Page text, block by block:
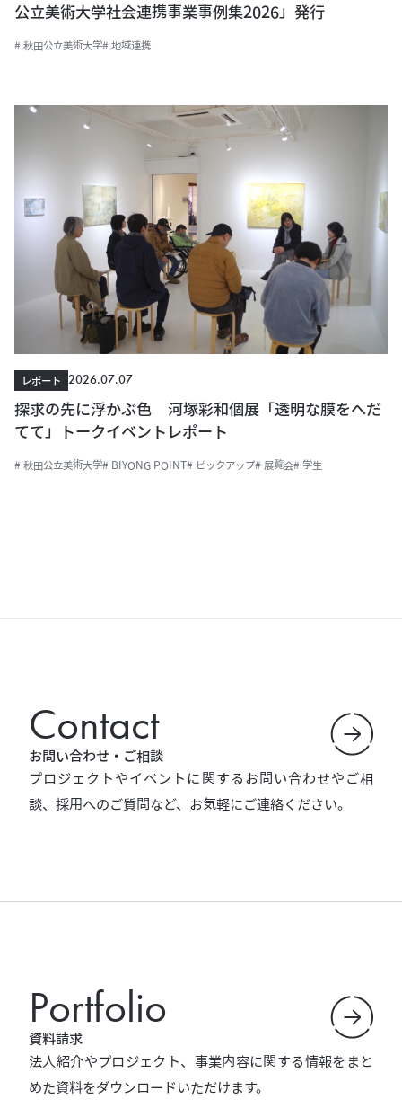
公立美術大学社会連携事業事例集2026」発行
# 秋田公立美術大学# 地域連携
レポート
2026.07.07
探求の先に浮かぶ色 河塚彩和個展「透明な膜をへだ
てて」トークイベントレポート
# 秋田公立美術大学# BIYONG POINT# ピックアップ# 展覧会# 学生
Contact
お問い合わせ・ご相談
プロジェクトやイベントに関するお問い合わせやご相
談、採用へのご質問など、お気軽にご連絡ください。
Portfolio
資料請求
法人紹介やプロジェクト、事業内容に関する情報をまと
めた資料をダウンロードいただけます。